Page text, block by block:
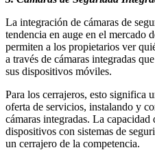
La integración de cámaras de
tendencia en auge en el mercado
permiten a los propietarios ver
a través de cámaras integradas
sus dispositivos móviles.
Para los cerrajeros, esto significa
oferta de servicios, instalando y
cámaras integradas. La
dispositivos con sistemas de
un cerrajero de la competencia.